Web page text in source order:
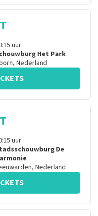
uur
Het Park
, Nederland
uur
De
, Nederland